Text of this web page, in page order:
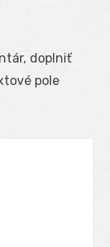
doplniť
pole